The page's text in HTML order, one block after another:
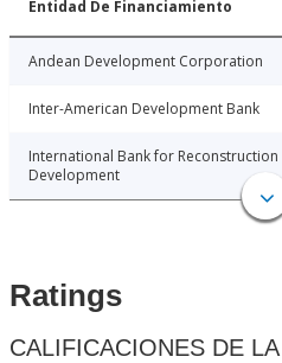
Entidad De Financiamiento
Andean Development Corporation
Inter-American Development Bank
International Bank for Reconstruction
Development
Ratings
CALIFICACIONES DE